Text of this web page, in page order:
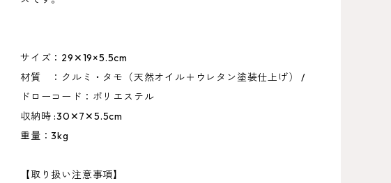
サイズ：29✕19×5.5cm
材質 ：クルミ・タモ（天然オイル＋ウレタン塗装仕上げ） /
ドローコード：ポリエステル
収納時 :30✕7✕5.5cm
重量：3kg
【取り扱い注意事項】